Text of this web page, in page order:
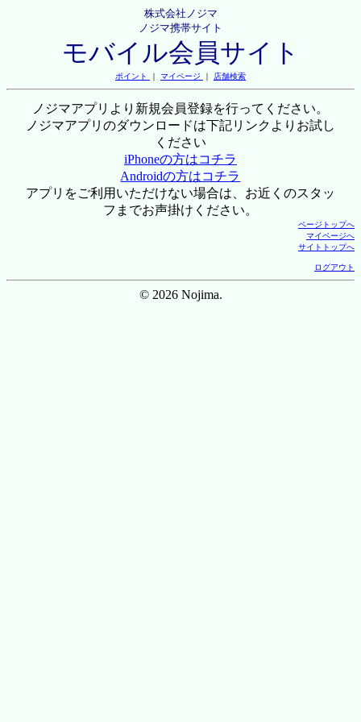
株式会社ノジマ
ノジマ携帯サイト
モバイル会員サイト
ポイント ｜ マイページ ｜ 店舗検索
ノジマアプリより新規会員登録を行ってください。
ノジマアプリのダウンロードは下記リンクよりお試し
ください
iPhoneの方はコチラ
Androidの方はコチラ
アプリをご利用いただけない場合は、お近くのスタッ
フまでお声掛けください。
ページトップへ
マイページへ
サイトトップへ
ログアウト
© 2026 Nojima.